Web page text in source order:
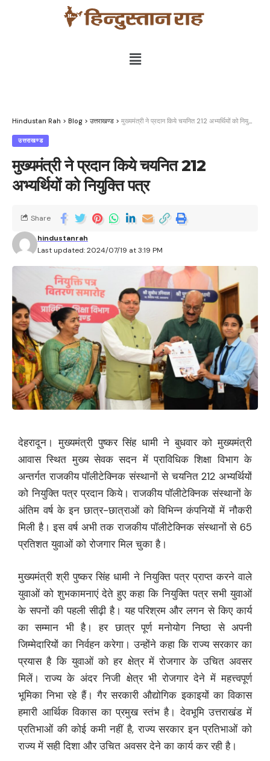
Hindustan Rah > Blog > उत्तराखण्ड > मुख्यमंत्री ने प्रदान किये चयनित 212 अभ्यर्थियों को नियुक्ति पत्र
उत्तराखण्ड
मुख्यमंत्री ने प्रदान किये चयनित 212
अभ्यर्थियों को नियुक्ति पत्र
Last updated: 2024/07/19 at 3:19 PM
hindustanrah
Share
देहरादून। मुख्यमंत्री पुष्कर सिंह धामी ने बुधवार को मुख्यमंत्री
आवास स्थित मुख्य सेवक सदन में प्राविधिक शिक्षा विभाग के
अन्तर्गत राजकीय पॉलीटेक्निक संस्थानों से चयनित 212 अभ्यर्थियों
को नियुक्ति पत्र प्रदान किये। राजकीय पॉलीटेक्निक संस्थानों के
अंतिम वर्ष के इन छात्र-छात्राओं को विभिन्न कंपनियों में नौकरी
मिली है। इस वर्ष अभी तक राजकीय पॉलीटेक्निक संस्थानों से 65
प्रतिशत युवाओं को रोजगार मिल चुका है।
मुख्यमंत्री श्री पुष्कर सिंह धामी ने नियुक्ति पत्र प्राप्त करने वाले
युवाओं को शुभकामनाएं देते हुए कहा कि नियुक्ति पत्र सभी युवाओं
के सपनों की पहली सीढ़ी है। यह परिश्रम और लगन से किए कार्य
का सम्मान भी है। हर छात्र पूर्ण मनोयोग निष्ठा से अपनी
जिम्मेदारियों का निर्वहन करेगा। उन्होंने कहा कि राज्य सरकार का
प्रयास है कि युवाओं को हर क्षेत्र में रोजगार के उचित अवसर
मिलें। राज्य के अंदर निजी क्षेत्र भी रोजगार देने में महत्त्वपूर्ण
भूमिका निभा रहे हैं। गैर सरकारी औद्योगिक इकाइयों का विकास
हमारी आर्थिक विकास का प्रमुख स्तंभ है। देवभूमि उत्तराखंड में
प्रतिभाओं की कोई कमी नहीं है, राज्य सरकार इन प्रतिभाओं को
राज्य में सही दिशा और उचित अवसर देने का कार्य कर रही है।